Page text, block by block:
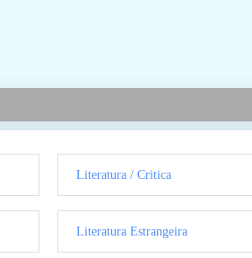
Literatura / Critica
Literatura Estrangeira